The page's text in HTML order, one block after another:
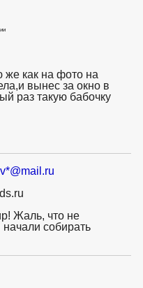
же как на фото на
вынес за окно в
раз такую бабочку
Жаль, что не
собирать